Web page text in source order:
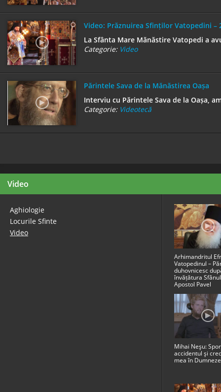
Video: Prăznuirea Sfinților Vatopedini –
La Sfânta Mare Mănăstire Vatopedi a
Categorie: Video
Părintele Sava de la Mănăstirea Oașa
Interviu cu Părintele Sava de la Oașa,
Categorie: Videotecă
Video
Aghiologie
Locurile Sfinte
Video
Arhimandritul
Vatopedinul –
duhovnicesc
învățătura
Apostol Pavel
Mihai Neşu:
accidentul şi
mea în